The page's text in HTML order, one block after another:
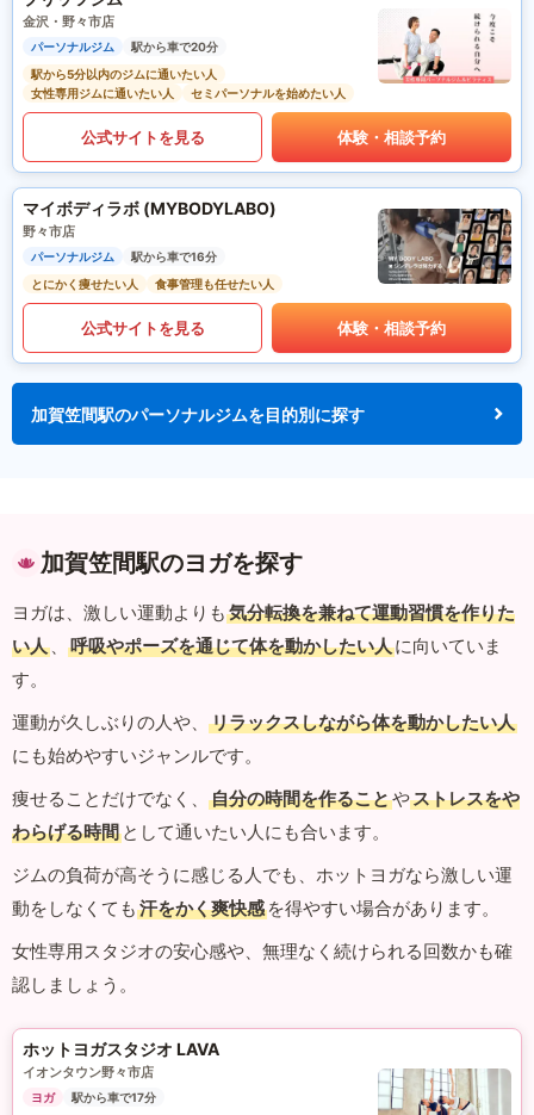
金沢・野々市店
パーソナルジム
駅から車で20分
駅から5分以内のジムに通いたい人
女性専用ジムに通いたい人
セミパーソナルを始めたい人
公式サイトを見る 体験・相談予約
マイボディラボ (MYBODYLABO)
野々市店
パーソナルジム
駅から車で16分
とにかく痩せたい人
食事管理も任せたい人
公式サイトを見る 体験・相談予約
加賀笠間駅のパーソナルジムを目的別に探す
加賀笠間駅のヨガを探す
ヨガは、激しい運動よりも 気分転換を兼ねて運動習慣を作りた
い人 、 呼吸やポーズを通じて体を動かしたい人に向いていま
す。
運動が久しぶりの人や、
リラックスしながら体を動かしたい人
にも始めやすいジャンルです。
痩せることだけでなく、
自分の時間を作ることやストレスをや
わらげる時間 として通いたい人にも合います。
ジムの負荷が高そうに感じる人でも、ホットヨガなら激しい運
動をしなくても 汗をかく爽快感 を得やすい場合があります。
女性専用スタジオの安心感や、無理なく続けられる回数かも確
認しましょう。
ホットヨガスタジオ LAVA
イオンタウン野々市店
ヨガ
駅から車で17分